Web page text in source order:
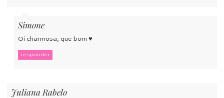
Simone
Oi charmosa, que bom ♥
responder
Juliana Rabelo